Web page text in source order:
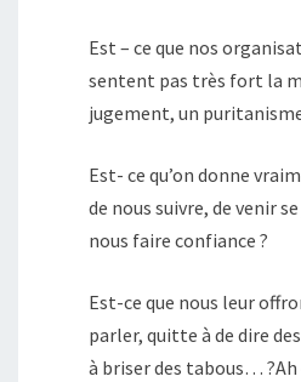
Est – ce que nos
sentent pas très fort la
jugement, un
Est- ce qu’on donne
de nous suivre, de venir
nous faire confiance ?
Est-ce que nous leur
parler, quitte à de dire
à briser des tabous… ?Ah